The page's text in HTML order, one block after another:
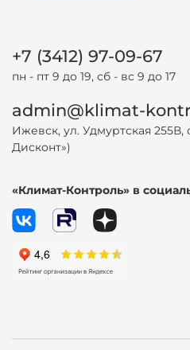
+7 (3412) 97-09-67
пн - пт 9 до 19, сб - вс 9 до 17
admin@klimat-
Ижевск, ул. Удмуртская 255В,
Дисконт»)
«Климат-Контроль» в